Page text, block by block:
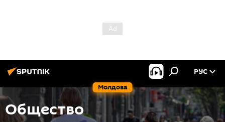
Молдова
РУС
Общество